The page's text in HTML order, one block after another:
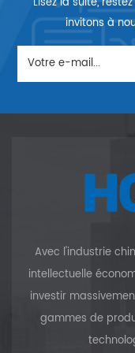
produire une petite
qui ne permet pas le
la source.
invitons à
Avec l'industrie
intellectuelle
investir
gammes de